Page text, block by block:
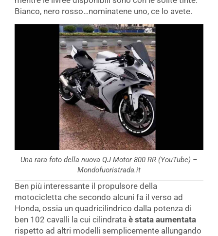
Bianco, nero rosso…nominatene uno, ce lo avete.
Una rara foto della nuova QJ Motor 800 RR (YouTube) –
Mondofuoristrada.it
Ben più interessante il propulsore della
motocicletta che secondo alcuni fa il verso ad
Honda, ossia un quadricilindrico dalla potenza di
ben 102 cavalli la cui cilindrata è stata aumentata
rispetto ad altri modelli semplicemente allungando